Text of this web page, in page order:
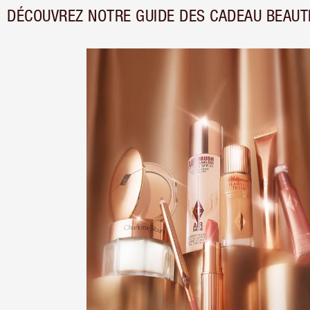
DÉCOUVREZ NOTRE GUIDE DES CADEAU